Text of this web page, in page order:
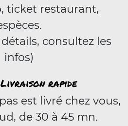
ticket restaurant,
consultez les
infos)
Livraison rapide
est livré chez vous,
de 30 à 45 mn.